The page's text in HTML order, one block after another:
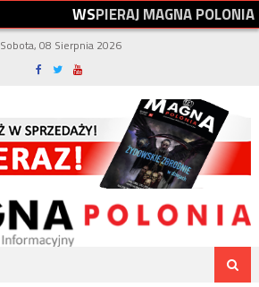
WSPIERAJMAGNAPOLONIA
Sobota, 08 Sierpnia 2026